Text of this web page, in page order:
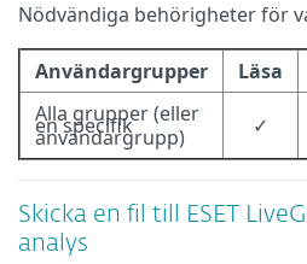
Nödvändiga behörigheter för
Användargrupper Läsa
Alla grupper (eller
en specifik
användargrupp) ✓
Skicka en fil till ESET
analys